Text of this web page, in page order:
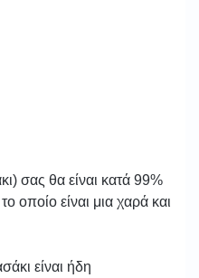
σας θα είναι κατά 99%
οποίο είναι μια χαρά και
είναι ήδη